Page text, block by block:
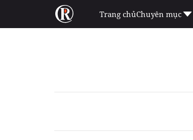
Trang chủChuyên mục